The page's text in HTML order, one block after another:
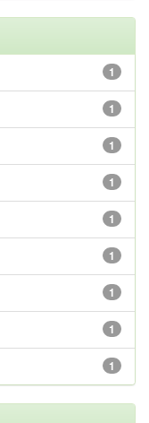
1
1
1
1
1
1
1
1
1